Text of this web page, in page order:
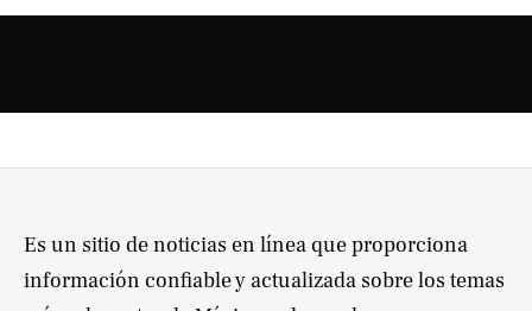
Es un sitio de noticias en línea que proporciona
información confiable y actualizada sobre los temas